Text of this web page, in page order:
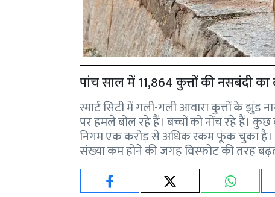
पांच साल में 11,864 कुत्तों की नसबंदी का
स्मार्ट सिटी में गली-गली आवारा कुत्तों के झुंड
पर हमले बोल रहे हैं। बच्चों को नोंच रहे हैं।
निगम एक करोड़ से अधिक रकम फूंक चुका है।
संख्या कम होने की जगह विस्फोट की तरह